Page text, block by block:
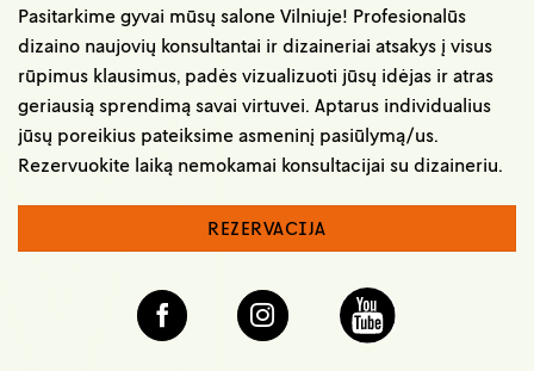
Pasitarkime gyvai mūsų salone Vilniuje! Profesionalūs
dizaino naujovių konsultantai ir dizaineriai atsakys į visus
rūpimus klausimus, padės vizualizuoti jūsų idėjas ir atras
geriausią sprendimą savai virtuvei. Aptarus individualius
jūsų poreikius pateiksime asmeninį pasiūlymą/us.
Rezervuokite laiką nemokamai konsultacijai su dizaineriu.
REZERVACIJA